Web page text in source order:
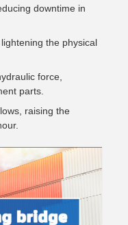
downtime in
the physical
force,
parts.
raising the